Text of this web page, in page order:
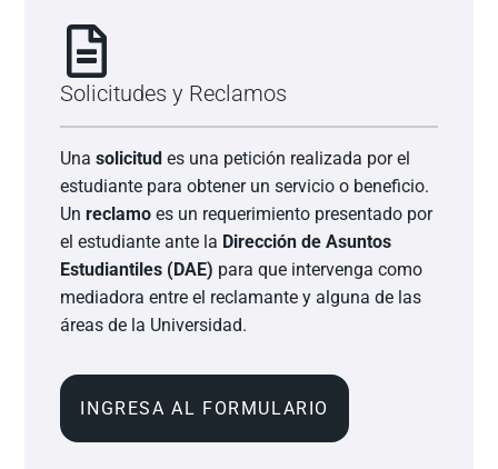
Solicitudes y Reclamos
Unasolicitud es una petición realizada por el
estudiante para obtener un servicio o beneficio.
Unreclamo es un requerimiento presentado por
el estudiante ante la Dirección de Asuntos
Estudiantiles (DAE) para que intervenga como
mediadora entre el reclamante y alguna de las
áreas de la Universidad.
INGRESA AL FORMULARIO